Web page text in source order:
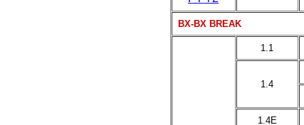
BX-BX BREAK
1.1
1.4
1.4E